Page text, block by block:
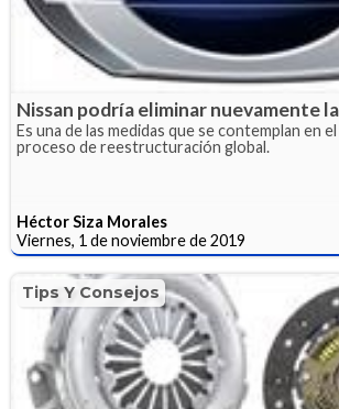
Nissan podría eliminar nuevamente
Es una de las medidas que se contemplan en
proceso de reestructuración global.
Héctor Siza Morales
Viernes, 1 de noviembre de 2019
Tips Y Consejos